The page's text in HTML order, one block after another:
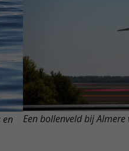
en
Een bollenveld bij Almere